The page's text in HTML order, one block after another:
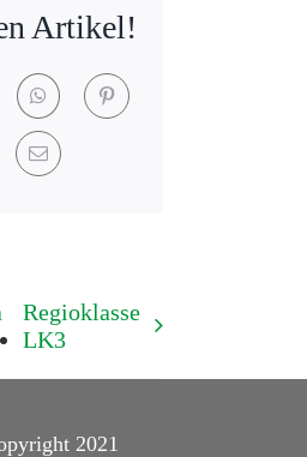
Artikel!
WhatsAppPinterest
E-
Mail
Regioklasse
LK3
2021